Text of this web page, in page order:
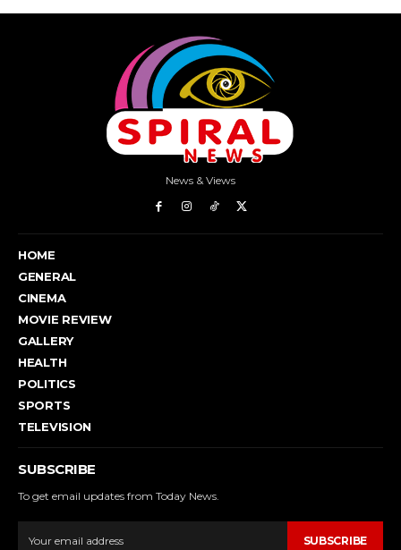
News & Views
HOME
GENERAL
CINEMA
MOVIE REVIEW
GALLERY
HEALTH
POLITICS
SPORTS
TELEVISION
SUBSCRIBE
To get email updates from Today News.
SUBSCRIBE